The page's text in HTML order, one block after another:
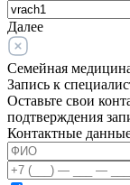
Далее
Семейная
Запись к
Оставьте свои
подтверждения
Контактные